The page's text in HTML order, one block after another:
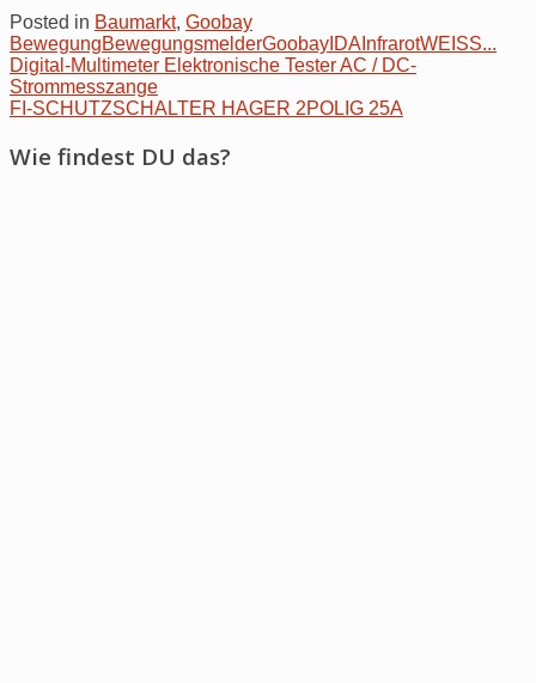
Posted in Baumarkt, Goobay
BewegungBewegungsmelderGoobay IDA InfrarotWEISS...
Post
navigation
Digital-Multimeter Elektronische Tester AC / DC-
Strommesszange
FI-SCHUTZSCHALTER HAGER 2POLIG 25A
Wie findest DU das?